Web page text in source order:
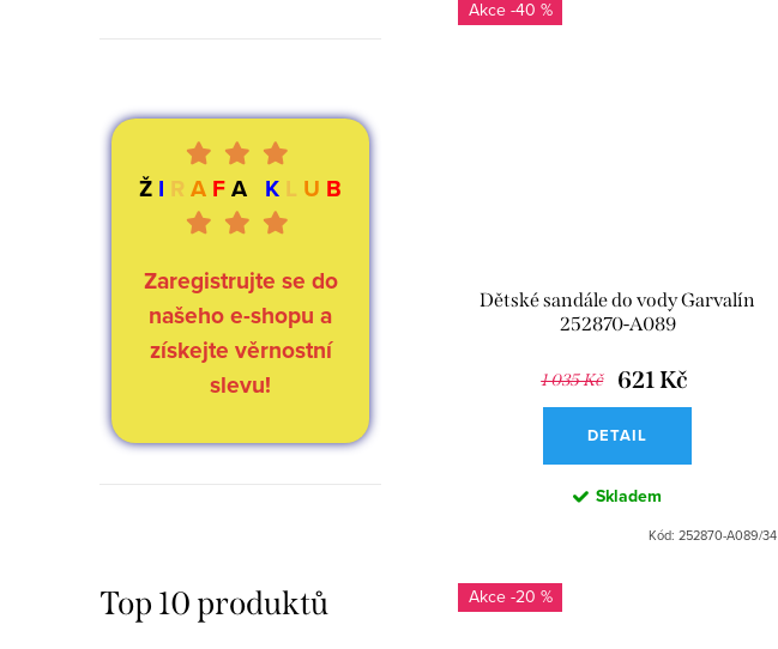
Ž I R A FA K L U B
Zaregistrujte se do
našeho e-shopu a
získejte věrnostní
slevu!
Top 10 produktů
-40 %
Dětské sandále do vody Garvalín
252870-A089
1 035 Kč 621 Kč
DETAIL
Skladem
Kód:252870-A089/34
-20 %